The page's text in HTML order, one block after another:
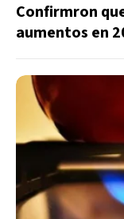
Confirmron
aumentos en